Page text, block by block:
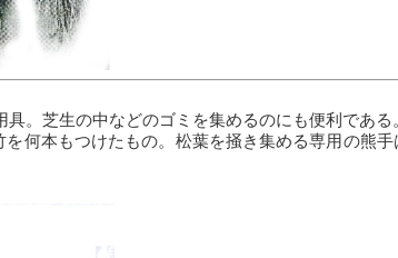
。芝生の中などのゴミを集めるのにも便利である
何本もつけたもの。松葉を掻き集める専用の熊手